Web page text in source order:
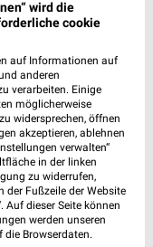
wird die
cookie
auf Informationen auf
anderen
verarbeiten. Einige
möglicherweise
widersprechen, öffnen
akzeptieren, ablehnen
verwalten“
in der linken
zu widerrufen,
der Fußzeile der Website
Auf dieser Seite können
werden unseren
Browserdaten.